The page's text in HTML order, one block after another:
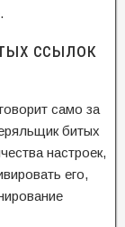
ссылок
само за
битых
настроек,
его,